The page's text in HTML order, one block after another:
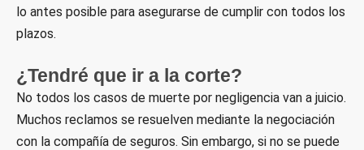
lo antes posible para asegurarse de cumplir con todos los
plazos.
¿Tendré que ir a la corte?
No todos los casos de muerte por negligencia van a juicio.
Muchos reclamos se resuelven mediante la negociación
con la compañía de seguros. Sin embargo, si no se puede